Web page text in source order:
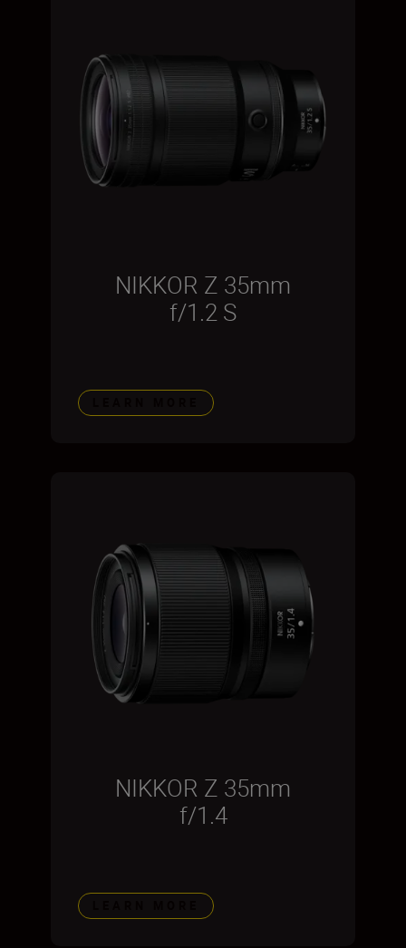
NIKKOR Z 35mm
f/1.2 S
NIKKOR Z 35mm
f/1.4